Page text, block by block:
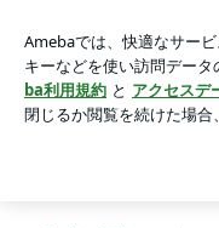
加されました！ | ドット
アプリをダウンロードし
ょう。